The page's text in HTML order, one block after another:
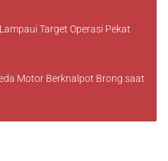
Target Operasi Pekat
Motor Berknalpot Brong saat